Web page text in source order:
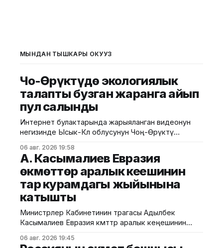
МЫНДАН ТЫШКАРЫ ОКУҢУЗ
Чоң-Өрүктүдө экологиялык
талапты бузган жаранга айып
пул салынды
Интернет булактарында жарыяланган видеонун
негизинде Ысык-Көл облусунун Чоң-Өрүктү
жерге төгүү фактысы аныкталды. Бул тууралуу
Жаратылыш ресурстары, экология жана
техникалык көзөмөл министрлигинен билдиришти.
Маалыматка ылайык, Экологиялык жана
техникалык көзөмөл кызматынын Ысык-Көл
регионалдык башкармалыгынын тескөөчүлөрү
жүргүзгөн текшерүүдө экологиялык талаптарды
бузган жаран аныкталган. Жыйынтыгында "Укук
06 авг. 2026 19:58
А. Касымалиев Евразия
өкмөттөр аралык кеңешинин
тар курамдагы жыйынына
катышты
Министрлер Кабинетинин төрагасы Адылбек
Касымалиев Евразия өкмөттөр аралык кеңешинин
тууралуу Өкмөттүн басма сөз кызматынан
06 авг. 2026 19:45